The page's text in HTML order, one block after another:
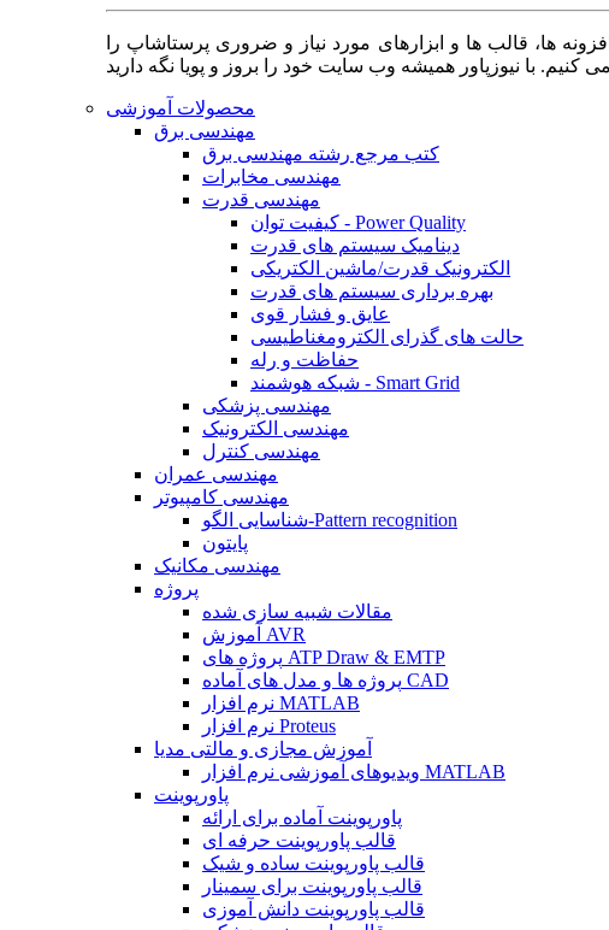
ها، قالب ها و ابزارهای مورد نیاز و ضروری پرستاشاپ را
محصولات آموزشی
مهندسی برق
کتب مرجع رشته مهندسی برق
مهندسی مخابرات
مهندسی قدرت
کیفیت توان - Power Quality
دینامیک سیستم های قدرت
الکترونیک قدرت/ماشین الکتریکی
بهره برداری سیستم های قدرت
عایق و فشار قوی
حالت های گذرای الکترومغناطیسی
حفاظت و رله
شبکه هوشمند - Smart Grid
مهندسی پزشکی
مهندسی الکترونیک
مهندسی کنترل
مهندسی عمران
مهندسی کامپیوتر
شناسایی الگو-Pattern recognition
پایتون
مهندسی مکانیک
پروژه
مقالات شبیه سازی شده
آموزش AVR
پروژه های ATP Draw & EMTP
پروژه ها و مدل های آماده CAD
نرم افزار MATLAB
نرم افزار Proteus
آموزش مجازی و مالتی مدیا
ویدیوهای آموزشی نرم افزار MATLAB
پاورپوینت
پاورپوینت آماده برای ارائه
قالب پاورپوینت حرفه ای
قالب پاورپوینت ساده و شیک
قالب پاورپوینت برای سمینار
قالب پاورپوینت دانش آموزی